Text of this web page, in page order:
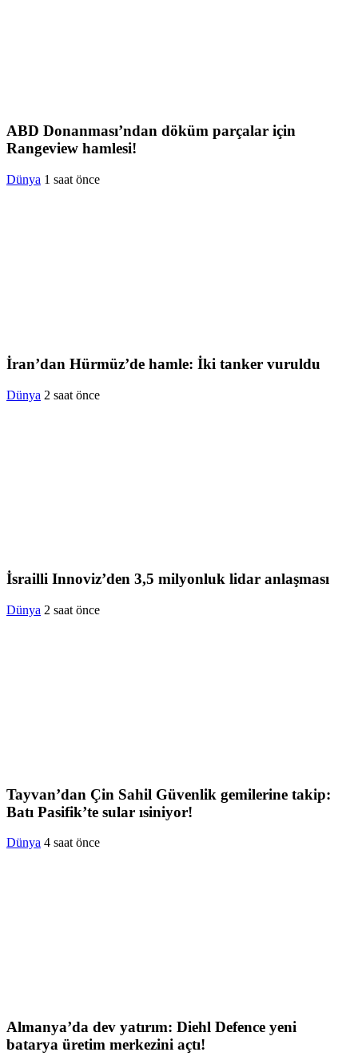
ABD Donanması’ndan döküm parçalar için
Rangeview hamlesi!
Dünya 1 saat önce
İran’dan Hürmüz’de hamle: İki tanker vuruldu
Dünya 2 saat önce
İsrailli Innoviz’den 3,5 milyonluk lidar anlaşması
Dünya 2 saat önce
Tayvan’dan Çin Sahil Güvenlik gemilerine takip:
Batı Pasifik’te sular ısiniyor!
Dünya 4 saat önce
Almanya’da dev yatırım: Diehl Defence yeni
batarya üretim merkezini açtı!